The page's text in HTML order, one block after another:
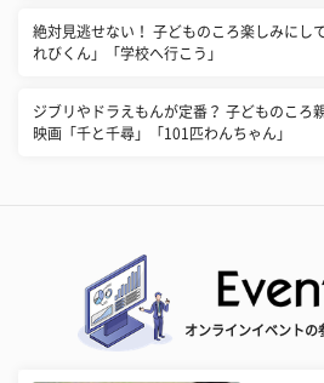
絶対見逃せない！ 子どものころ楽しみにし
れびくん」「学校へ行こう」
ジブリやドラえもんが定番？ 子どものころ
映画「千と千尋」「101匹わんちゃん」
オンラインイベントの